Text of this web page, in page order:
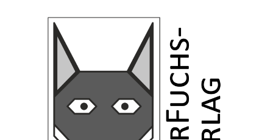
Zum Hauptinhalt springen